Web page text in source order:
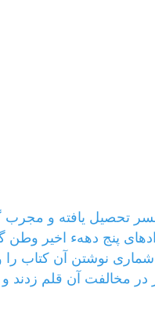
تحصیل؜ یافته و مجرب
پنج دههء اخیر
نوشتن آن کتاب را
مخالفت آن قلم زدند و